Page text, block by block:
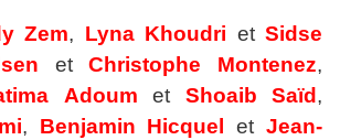
Zem, Lyna Khoudri et Sidse
etChristophe Montenez,
Adoum et Shoaib Saïd ,
, Benjamin Hicquel etJean-